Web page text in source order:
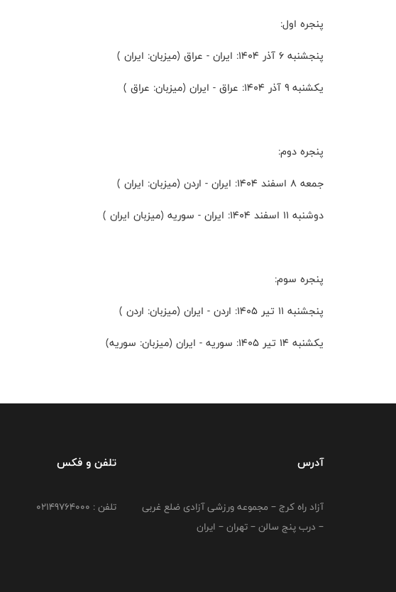
پنجره اول:
پنجشنبه ۶ آذر ۱۴۰۴: ایران - عراق (میزبان: ایران )
یکشنبه ۹ آذر ۱۴۰۴: عراق - ایران (میزبان: عراق )
پنجره دوم:
جمعه ۸ اسفند ۱۴۰۴: ایران - اردن (میزبان: ایران )
دوشنبه ۱۱ اسفند ۱۴۰۴: ایران - سوریه (میزبان ایران )
پنجره سوم:
پنجشنبه ۱۱ تیر ۱۴۰۵: اردن - ایران (میزبان: اردن )
یکشنبه ۱۴ تیر ۱۴۰۵: سوریه - ایران (میزبان: سوریه)
آدرس
آزاد راه کرج – مجموعه ورزشی آزادی ضلع غربی
– درب پنج سالن – تهران – ایران
تلفن و فکس
تلفن : 02149764000